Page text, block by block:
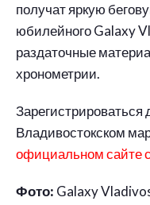
получат яркую
юбилейного Galaxy
раздаточные
хронометрии.
Зарегистрироваться
Владивостокском
официальном сайте
Фото: Galaxy